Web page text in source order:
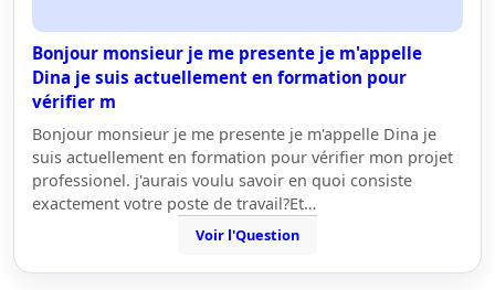
Bonjour monsieur je me presente je m'appelle
Dina je suis actuellement en formation pour
vérifier m
Bonjour monsieur je me presente je m'appelle Dina je
suis actuellement en formation pour vérifier mon projet
professionel. j'aurais voulu savoir en quoi consiste
exactement votre poste de travail?Et…
Voir l'Question